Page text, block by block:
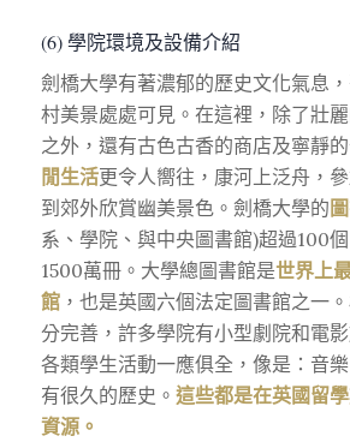
(6) 學院環境及設備介紹
劍橋大學有著濃郁的歷史文化氣息
村美景處處可見。在這裡，除了壯
之外，還有古色古香的商店及寧靜
閒生活更令人嚮往，康河上泛舟，
到郊外欣賞幽美景色。劍橋大學的
系、學院、與中央圖書館)超過100
1500萬冊。大學總圖書館是世界上
館，也是英國六個法定圖書館之一
分完善，許多學院有小型劇院和電
各類學生活動一應俱全，像是：音
有很久的歷史。 這些都是在英國留
資源。